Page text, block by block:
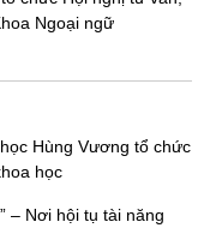
Ngoại ngữ
Hùng Vương tổ chức
học
– Nơi hội tụ tài năng